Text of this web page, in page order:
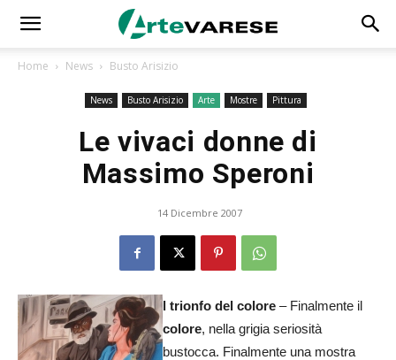
Home News Busto Arisizio
News Busto Arisizio Arte Mostre Pittura
Le vivaci donne di
Massimo Speroni
14 Dicembre 2007
l trionfo del colore – Finalmente il
colore, nella grigia seriosità
bustocca. Finalmente una mostra